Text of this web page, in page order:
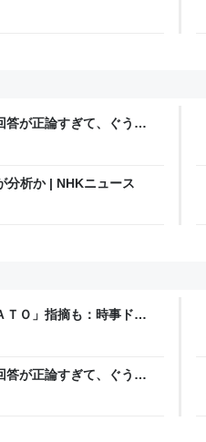
答が正論すぎて、ぐうの
分析か | NHKニュース
Ｏ」指摘も：時事ドッ
答が正論すぎて、ぐうの